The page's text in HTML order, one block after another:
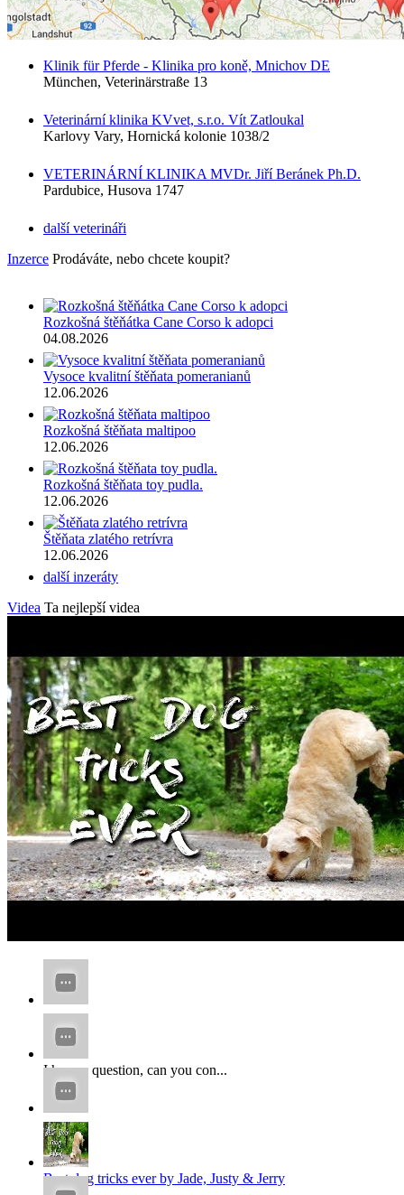
Klinik für Pferde - Klinika pro koně, Mnichov DE
München, Veterinärstraße 13
Veterinární klinika KVvet, s.r.o. Vít Zatloukal
Karlovy Vary, Hornická kolonie 1038/2
VETERINÁRNÍ KLINIKA MVDr. Jiří Beránek Ph.D.
Pardubice, Husova 1747
další veterináři
Inzerce Prodáváte, nebo chcete koupit?
Rozkošná štěňátka Cane Corso k adopci
04.08.2026
Vysoce kvalitní štěňata pomeranianů
12.06.2026
Rozkošná štěňata maltipoo
12.06.2026
Rozkošná štěňata toy pudla.
12.06.2026
Štěňata zlatého retrívra
12.06.2026
další inzeráty
Videa Ta nejlepší videa
...
I have a question, can you con...
x
x...
Best dog tricks ever by Jade, Justy & Jerry